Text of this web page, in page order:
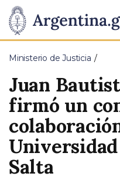
Presidencia
de
la
Nación
Pasar al contenido
Ministerio de Justicia
Juan
firmó un
Salta